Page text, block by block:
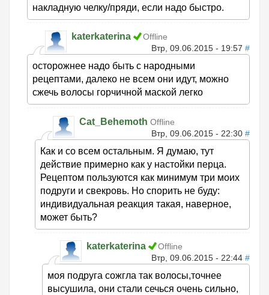
накладную челку/пряди, если надо быстро.
katerkaterina
Offline
Втр, 09.06.2015 - 19:57 #
осторожнее надо быть с народными
рецептами, далеко не всем они идут, можно
сжечь волосы горчичной маской легко
Cat_Behemoth Offline
Втр, 09.06.2015 - 22:30 #
Как и со всем остальным. Я думаю, тут
действие примерно как у настойки перца.
Рецептом пользуются как минимум три моих
подруги и свекровь. Но спорить не буду:
индивидуальная реакция такая, наверное,
может быть?
katerkaterina
Offline
Втр, 09.06.2015 - 22:44 #
моя подруга сожгла так волосы,точнее
высушила, они стали сечься очень сильно,